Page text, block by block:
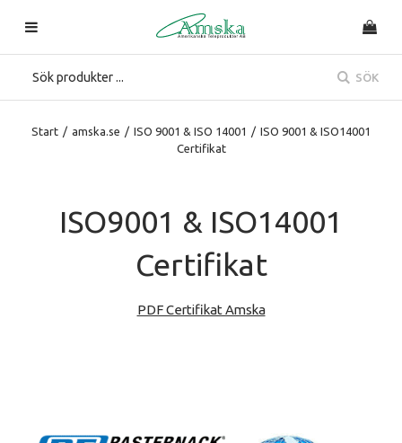
SÖK
Start / amska.se / ISO 9001 & ISO 14001 / ISO 9001 & ISO14001
Certifikat
ISO9001 & ISO14001
Certifikat
PDF Certifikat Amska